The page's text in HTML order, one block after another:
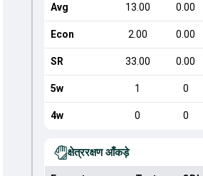
Avg 13.00 0.00
Econ 2.00 0.00
SR 33.00 0.00
5w 1 0
4w 0 0
क्षेत्ररक्षण आँकड़े